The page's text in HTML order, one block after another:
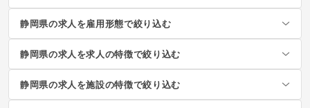
静岡県の求人を雇用形態で絞り込む
静岡県の求人を求人の特徴で絞り込む
静岡県の求人を施設の特徴で絞り込む